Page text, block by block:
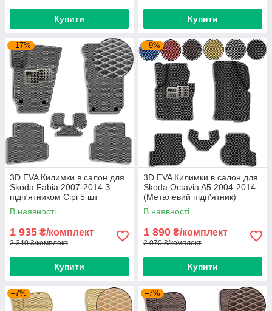
Купити Купити
–17%
3D EVA Килимки в салон для
Skoda Fabia 2007-2014 З
підп'ятником Сірі 5 шт
В наявності
1 935 ₴/комплект
2 340 ₴/комплект
Купити
–9%
3D EVA Килимки в салон для
Skoda Octavia A5 2004-2014
(Металевий підп'ятник)
Чорний 5 шт
В наявності
1 890 ₴/комплект
2 070 ₴/комплект
Купити
–7% –7%